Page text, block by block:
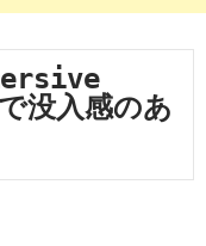
没入感のあ